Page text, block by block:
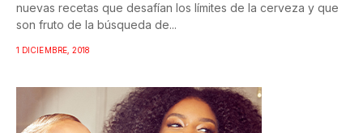
nuevas recetas que desafían los límites de la cerveza y que
son fruto de la búsqueda de...
1 DICIEMBRE, 2018